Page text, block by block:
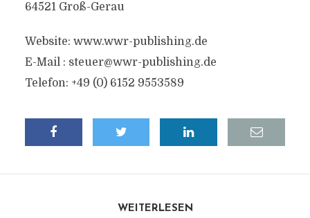
64521 Groß-Gerau
Website: www.wwr-publishing.de
E-Mail : steuer@wwr-publishing.de
Telefon: +49 (0) 6152 9553589
WEITERLESEN